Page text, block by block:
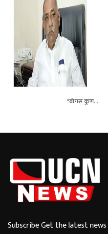
                                    "बोगस कुणबी
प्रमाणपत्र पेश करने वालों को मिले
Subscribe Get the latest